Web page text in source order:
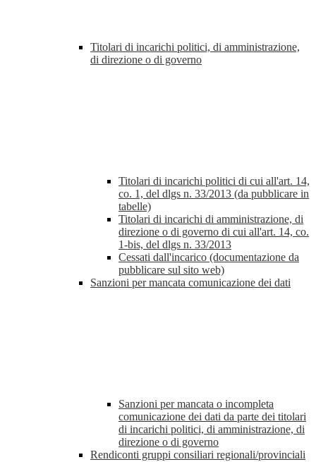
Titolari di incarichi politici, di amministrazione,
di direzione o di governo
Titolari di incarichi politici di cui all'art. 14,
co. 1, del dlgs n. 33/2013 (da pubblicare in
tabelle)
Titolari di incarichi di amministrazione, di
direzione o di governo di cui all'art. 14, co.
1-bis, del dlgs n. 33/2013
Cessati dall'incarico (documentazione da
pubblicare sul sito web)
Sanzioni per mancata comunicazione dei dati
Sanzioni per mancata o incompleta
comunicazione dei dati da parte dei titolari
di incarichi politici, di amministrazione, di
direzione o di governo
Rendiconti gruppi consiliari regionali/provinciali